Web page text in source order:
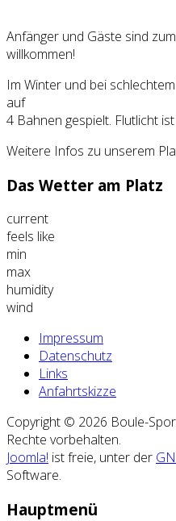
Anfänger und Gäste sind
willkommen!
Im Winter und bei
auf
4 Bahnen gespielt. Flutlicht
Weitere Infos zu unserem
Das Wetter am Platz
current
feels like
min
max
humidity
wind
Impressum
Datenschutz
Links
Anfahrtskizze
Copyright © 2026 Boule-
Rechte vorbehalten.
Joomla! ist freie, unter der
Software.
Hauptmenü